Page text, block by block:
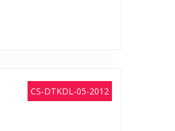
CS-DTKDL-05-2012